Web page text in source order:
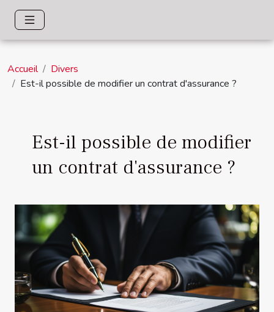
Accueil
Divers
Est-il possible de modifier un contrat d'assurance ?
Est-il possible de modifier
un contrat d'assurance ?